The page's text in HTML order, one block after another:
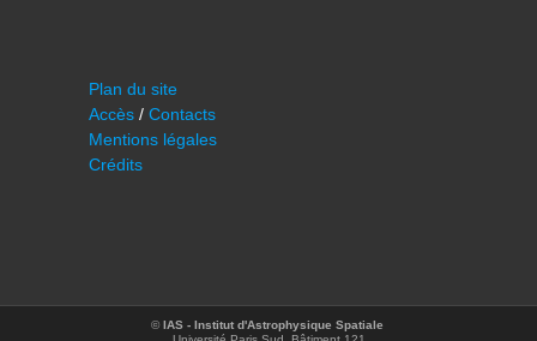
Plan du site
Accès / Contacts
Mentions légales
Crédits
©IAS - Institut d'Astrophysique Spatiale